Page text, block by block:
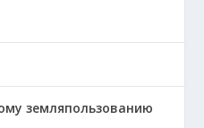
земляпользованию